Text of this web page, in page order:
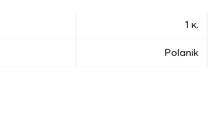
1 κ.
Polanik